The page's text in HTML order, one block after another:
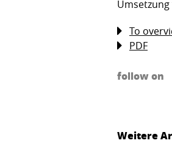
To
PDF
follow on
Weitere